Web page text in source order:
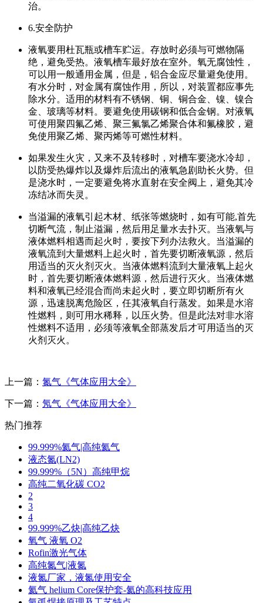
治。
6.安全防护
液氧要用杜瓦瓶或槽车贮运。存放时必须与可燃物隔
绝，避免受热。液氧槽车最好放在室外。氧无腐蚀性，
可以用一般通用金属，但是，铝合金应尽量避免使用。
有水分时，对金属有腐蚀作用，所以，对装置都应事先
除水分。适用的材料有不锈钢、铜、铜合金、镍、镍合
金、玻璃等材料。要避免使用碳钢和低合金钢。对液氧
可使用聚四氟乙烯、聚三氟氯乙烯聚合体和氟橡胶，避
免使用聚乙烯、聚丙烯等可燃性材料。
如果发生火灾，又来不及转移时，对槽车要浇水冷却，
以防受热爆炸以及爆炸后流出的液氧急剧助长火势。但
是浇水时，一定要避免将水直射在安全阀上，避免其冷
冻结冰而失灵。
当溢漏的液氧引起木材、纸张等燃烧时，如有可能,首先
切断气流，制止溢漏，然后用足量水去扑灭。当液氧与
液体燃料相遇而起火时，要按下列办法救火。当溢漏的
液氧流到大量燃料上起火时，首先要切断液氧源，然后
用适当的灭火剂灭火。当液体燃料流到大量液氧上起火
时，首先要切断液体燃料源，然后进行灭火。当液体燃
料和液氧已经混合而尚未起火时，要立即切断所有火
源，迅速脱离危险区，任其液氧自行蒸发。如果是水溶
性燃料，则可用水稀释，以压火势。但是此法对非水溶
性燃料不适用，必须等液氧全部蒸发后才可用适当的灭
火剂灭火。
上一篇： 氮气《气体应用大全》
下一篇： 氖气《气体应用大全》
热门推荐
99.999%氦气|高纯氦气
液态氮(LN2)
99.999%（5N）高纯甲烷
高纯二氧化碳 CO2
2
3
4
99.999%乙炔|高纯乙炔
氧气 液氧 O2
Rofin激光气体
高纯氮气|液氮
液氮厂家，液氮使用安全
氦气 helium Core保护套-氦的高科技应用